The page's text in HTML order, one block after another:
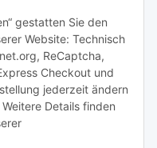
gestatten Sie den
Website: Technisch
ReCaptcha,
Checkout und
jederzeit ändern
Details finden